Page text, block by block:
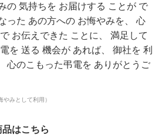
の 気持ちを お届けする ことが で
った あの方への お悔やみを、 心
お伝えできた ことに、 満足して
を 送る 機会が あれば、 御社を 利
心のこもった弔電を ありがとうご
やみとして利用）
はこちら